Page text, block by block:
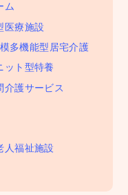
ム
医療施設
多機能型居宅介護
ット型特養
介護サービス
人福祉施設